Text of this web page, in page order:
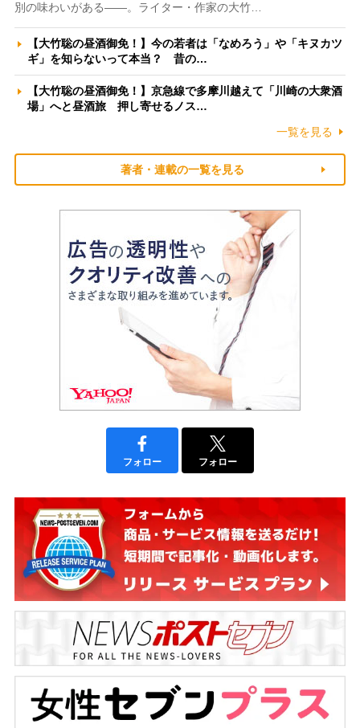
別の味わいがある――。ライター・作家の大竹…
【大竹聡の昼酒御免！】今の若者は「なめろう」や「キヌカツ
ギ」を知らないって本当？ 昔の…
【大竹聡の昼酒御免！】京急線で多摩川越えて「川崎の大衆酒
場」へと昼酒旅 押し寄せるノス…
一覧を見る
著者・連載の一覧を見る
フォロー フォロー